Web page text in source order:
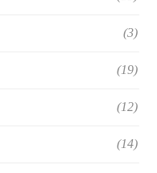
(3)
(19)
(12)
(14)